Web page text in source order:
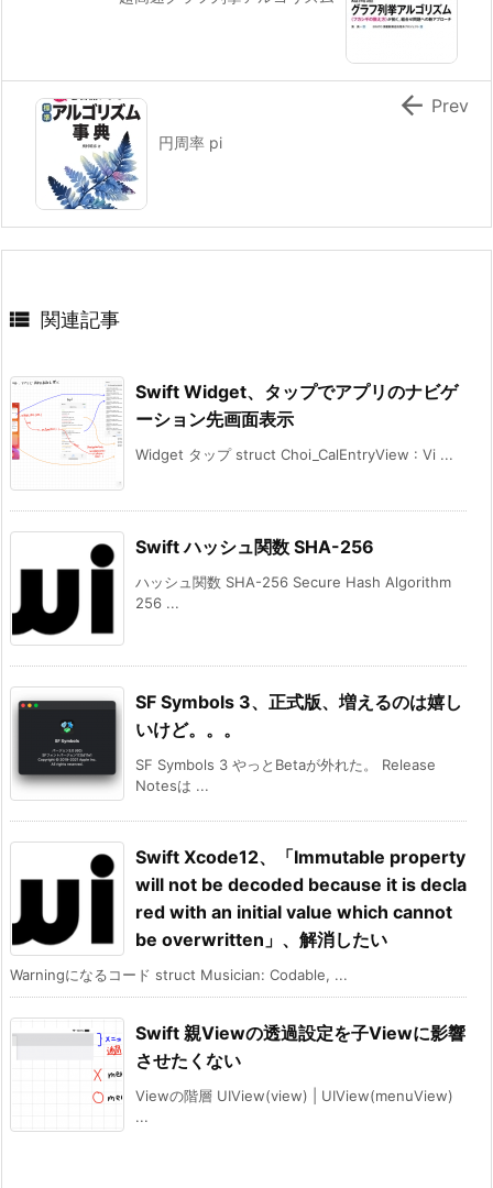
円周率 pi
 Prev
 関連記事
Swift Widget、タップでアプリのナビゲ
ーション先画面表示
Widget タップ struct Choi_CalEntryView : Vi ...
Swift ハッシュ関数 SHA-256
ハッシュ関数 SHA-256 Secure Hash Algorithm
256 ...
SF Symbols 3、正式版、増えるのは嬉し
いけど。。。
SF Symbols 3 やっとBetaが外れた。 Release
Notesは ...
Swift Xcode12、「Immutable property
will not be decoded because it is decla
red with an initial value which cannot
be overwritten」、解消したい
Warningになるコード struct Musician: Codable, ...
Swift 親Viewの透過設定を子Viewに影響
させたくない
Viewの階層 UIView(view) | UIView(menuView)
...